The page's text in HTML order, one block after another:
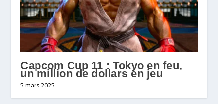
Capcom Cup 11 : Tokyo en feu,
un million de dollars en jeu
5 mars 2025